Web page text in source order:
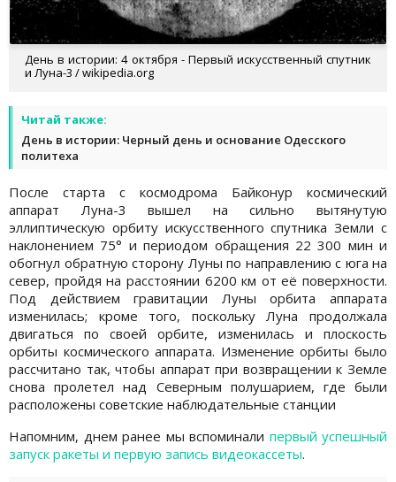
День в истории: 4 октября - Первый искусственный спутник
и Луна-3 / wikipedia.org
Читай также:
День в истории: Черный день и основание Одесского
политеха
После старта с космодрома Байконур космический
аппарат Луна-3 вышел на сильно вытянутую
эллиптическую орбиту искусственного спутника Земли с
наклонением 75° и периодом обращения 22 300 мин и
обогнул обратную сторону Луны по направлению с юга на
север, пройдя на расстоянии 6200 км от её поверхности.
Под действием гравитации Луны орбита аппарата
изменилась; кроме того, поскольку Луна продолжала
двигаться по своей орбите, изменилась и плоскость
орбиты космического аппарата. Изменение орбиты было
рассчитано так, чтобы аппарат при возвращении к Земле
снова пролетел над Северным полушарием, где были
расположены советские наблюдательные станции
Напомним, днем ранее мы вспоминали первый успешный
запуск ракеты и первую запись видеокассеты.